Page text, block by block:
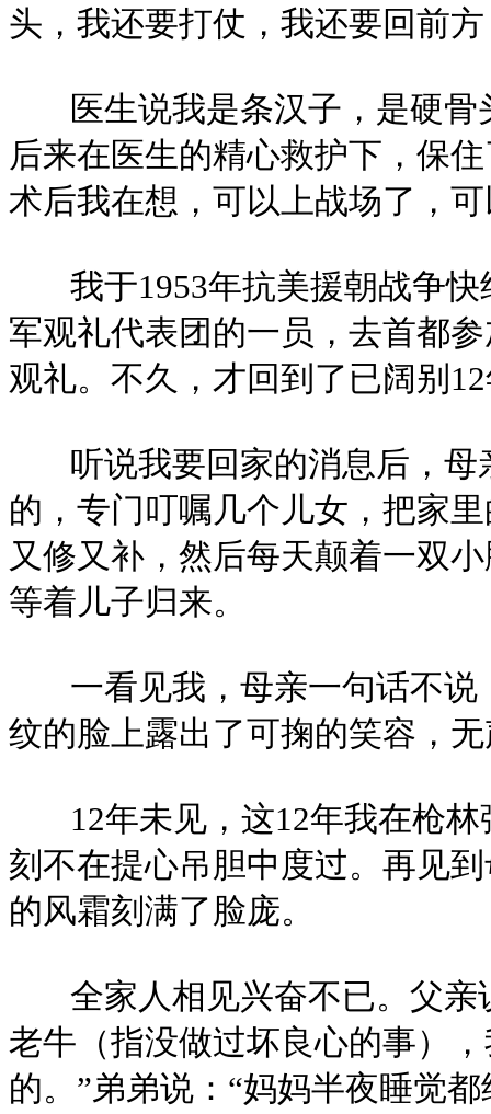
头，我还要打仗，我还要回前
医生说我是条汉子，是硬骨
后来在医生的精心救护下，保
术后我在想，可以上战场了，
我于1953年抗美援朝战争快
军观礼代表团的一员，去首都
观礼。不久，才回到了已阔别
听说我要回家的消息后，母
的，专门叮嘱几个儿女，把家
又修又补，然后每天颠着一双
等着儿子归来。
一看见我，母亲一句话不说
纹的脸上露出了可掬的笑容，
12年未见，这12年我在枪林
刻不在提心吊胆中度过。再见
的风霜刻满了脸庞。
全家人相见兴奋不已。父亲
老牛（指没做过坏良心的事）
的。”弟弟说：“妈妈半夜睡觉